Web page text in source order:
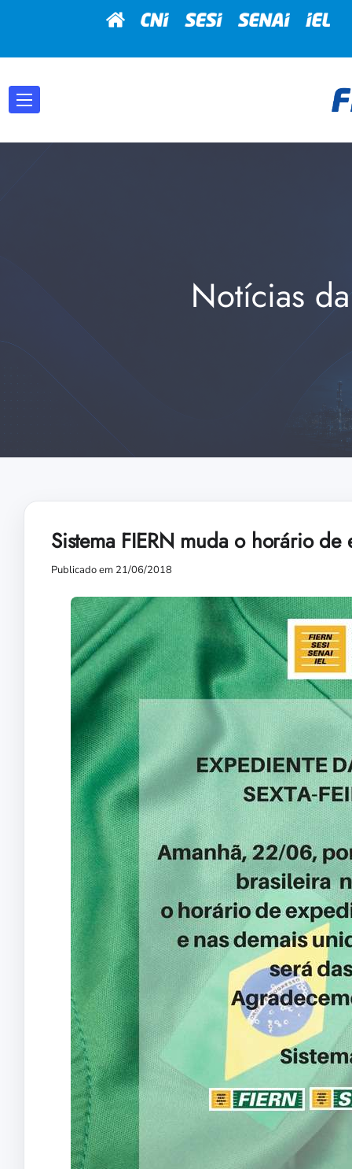
Notícias
Sistema FIERN muda o horário de
Publicado em 21/06/2018